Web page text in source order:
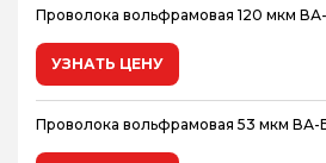
Проволока вольфрамовая 120 мкм
УЗНАТЬ ЦЕНУ
Проволока вольфрамовая 53 мкм ВА-